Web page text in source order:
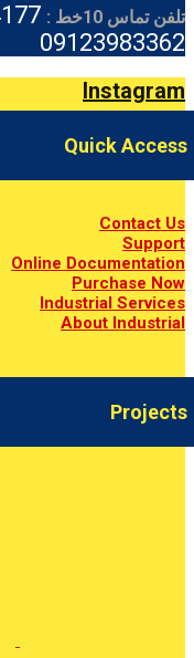
تلفن تماس 10خط :
09123983362
Instagram
Quick Access
Contact Us
Support
Online Documentation
Purchase Now
Industrial Services
About Industrial
Projects